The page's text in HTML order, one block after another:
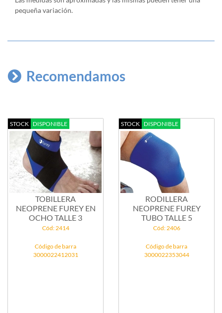
pequeña variación.
Recomendamos
STOCK DISPONIBLE
TOBILLERA
NEOPRENE FUREY EN
OCHO TALLE 3
Cód: 2414
Código de barra
3000022412031
STOCK DISPONIBLE
RODILLERA
NEOPRENE FUREY
TUBO TALLE 5
Cód: 2406
Código de barra
3000022353044